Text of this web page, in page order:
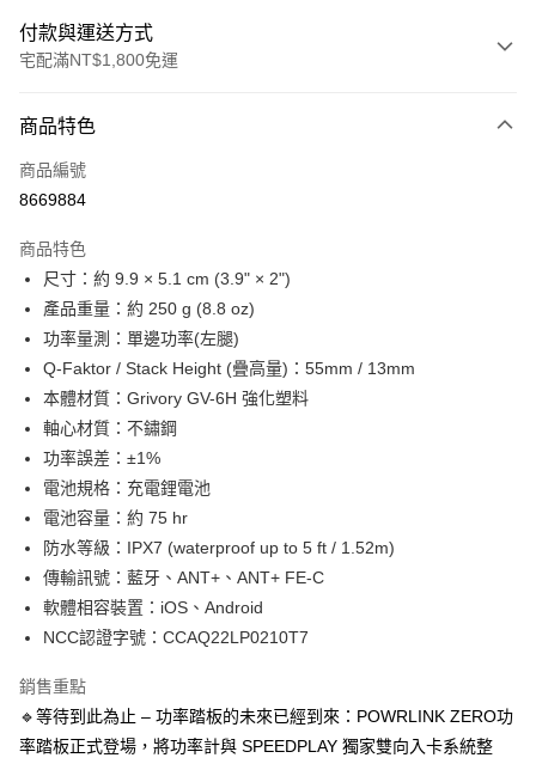
付款與運送方式
宅配滿NT$1,800免運
信用卡一次付款
信用卡分期付款
合作金庫商業銀行
華南商業銀行
上海商業儲蓄銀行
國泰世華商業銀行
臺灣中小企業銀行
台中商業銀行
匯豐（台灣）商業銀行
華泰商業銀行
聯邦商業銀行
遠東國際商業銀行
元大商業銀行
玉山商業銀行
台新國際商業銀行
台灣樂天信用卡公司
6 期 0 利率 每期
華南商業銀行
上海商業儲蓄銀行
國泰世華商業銀行
兆豐國際商業銀行
臺灣中小企業銀行
台中商業銀行
匯豐（台灣）商業銀行
聯邦商業銀行
元大商業銀行
玉山商業銀行
台新國際商業銀行
台灣樂天信用卡公司
LINE Pay
Apple Pay
街口支付
悠遊付
Google Pay
全盈+PAY
大哥付你分期
相關說明
1.本服務由台灣大哥大提供，台灣大哥大用戶可立即使用無須另外申請。
流程，驗證手機門號後，選擇欲分期的期數、繳款截止日，確認付款後即完
成交易。
4.訂單成立30分鐘內，如未前往確認交易或遇審核未通過，訂單將自動取
AFTEE先享後付
【關於「AFTEE先享後付」】
AFTEE先享後付是「在收到商品之後才付款」的支付方式。 讓您購物簡單
便利好安心！
ATM付款
商品特色
商品編號
8669884
商品特色
尺寸：約 9.9 × 5.1 cm (3.9" × 2")
產品重量：約 250 g (8.8 oz)
功率量測：單邊功率(左腿)
Q-Faktor / Stack Height (疊高量)：55mm / 13mm
本體材質：Grivory GV-6H 強化塑料
軸心材質：不鏽鋼
功率誤差：±1%
電池規格：充電鋰電池
電池容量：約 75 hr
防水等級：IPX7 (waterproof up to 5 ft / 1.52m)
傳輸訊號：藍牙、ANT+、ANT+ FE-C
軟體相容裝置：iOS、Android
NCC認證字號：CCAQ22LP0210T7
銷售重點
🔹等待到此為止 – 功率踏板的未來已經到來：POWRLINK ZERO功
率踏板正式登場，將功率計與 SPEEDPLAY 獨家雙向入卡系統整